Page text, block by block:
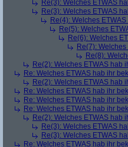
Re(3): Welches ETWAS
Re(3): Welches ETWAS
Re(4): Welches
Re(5): Welches
Re(6): Welches
Re(7):
Re(8):
Re(2): Welches ETWAS hab
Re: Welches ETWAS hab ihr
Re(2): Welches ETWAS hab
Re: Welches ETWAS hab ihr
Re: Welches ETWAS hab ihr
Re: Welches ETWAS hab ihr
Re(2): Welches ETWAS hab
Re(3): Welches ETWAS
Re(3): Welches ETWAS
Re: Welches ETWAS hab ihr